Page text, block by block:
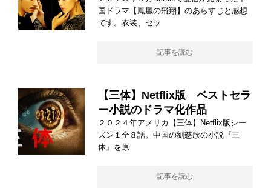
国ドラマ【鳳凰の飛翔】のあらすじと感想
です。衣装、セッ
記事を読む
【三体】Netflix版 ベストセラ
ー小説のドラマ化作品
２０２４年アメリカ【三体】Netflix版シー
ズン１全８話。中国の劉慈欣の小説『三
体』を原
記事を読む